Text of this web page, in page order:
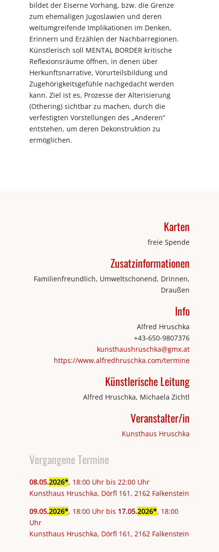
bildet der Eiserne Vorhang, bzw. die Grenze
zum ehemaligen Jugoslawien und deren
weitumgreifende Implikationen im Denken,
Erinnern und Erzählen der Nachbarregionen.
Künstlerisch soll MENTAL BORDER kritische
Reflexionsräume öffnen, in denen über
Herkunftsnarrative, Vorurteilsbildung und
Zugehörigkeitsgefühle nachgedacht werden
kann. Ziel ist es, Prozesse der Alterisierung
(Othering) sichtbar zu machen, durch die
verfestigten Vorstellungen des „Anderen“
entstehen, um deren Dekonstruktion zu
ermöglichen.
Karten
freie Spende
Zusatzinformationen
Familienfreundlich, Umweltschonend, Drinnen,
Draußen
Info
Alfred Hruschka
+43-650-9807376
kunsthaushruschka@gmx.at
https://www.alfredhruschka.com/termine
Künstlerische Leitung
Alfred Hruschka, Michaela Zichtl
Veranstalter/in
Kunsthaus Hruschka
Vergangene Termine
08.05.2026 , 18:00 Uhr bis 22:00 Uhr
Kunsthaus Hruschka, Dörfl 161, 2162 Falkenstein
09.05.2026 , 18:00 Uhr bis 17.05.2026 , 18:00
Uhr
Kunsthaus Hruschka, Dörfl 161, 2162 Falkenstein